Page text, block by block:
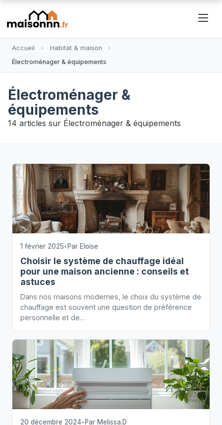
Accueil
Habitat & maison
Électroménager & équipements
Électroménager &
équipements
14 articles sur Électroménager & équipements
1 février 2025• Par Eloise
Choisir le système de chauffage idéal
pour une maison ancienne : conseils et
astuces
Dans nos maisons modernes, le choix du système de
chauffage est souvent une question de préférence
personnelle et de…
20 décembre 2024•Par Melissa.D